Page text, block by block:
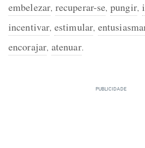
embelezar, recuperar-se, pungir,
incentivar, estimular,
encorajar, atenuar.